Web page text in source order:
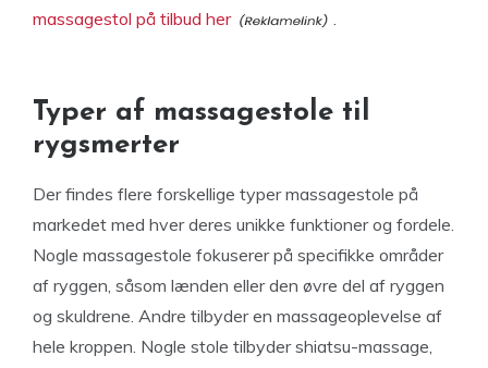
massagestol på tilbud her
.
Typer af massagestole til
rygsmerter
Der findes flere forskellige typer massagestole på
markedet med hver deres unikke funktioner og fordele.
Nogle massagestole fokuserer på specifikke områder
af ryggen, såsom lænden eller den øvre del af ryggen
og skuldrene. Andre tilbyder en massageoplevelse af
hele kroppen. Nogle stole tilbyder shiatsu-massage,